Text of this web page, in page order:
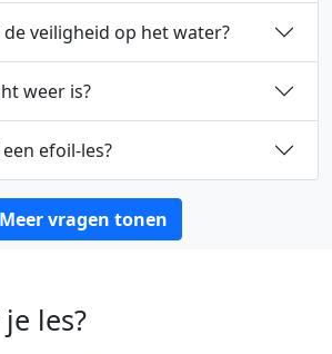
veiligheid op het water?
weer is?
efoil-les?
1,5 uur, inclusief voorbereiding
Meer vragen tonen
les?